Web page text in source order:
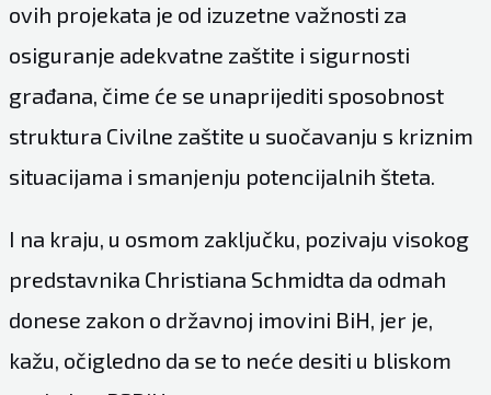
ovih projekata je od izuzetne važnosti za
osiguranje adekvatne zaštite i sigurnosti
građana, čime će se unaprijediti sposobnost
struktura Civilne zaštite u suočavanju s kriznim
situacijama i smanjenju potencijalnih šteta.
I na kraju, u osmom zaključku, pozivaju visokog
predstavnika Christiana Schmidta da odmah
donese zakon o državnoj imovini BiH, jer je,
kažu, očigledno da se to neće desiti u bliskom